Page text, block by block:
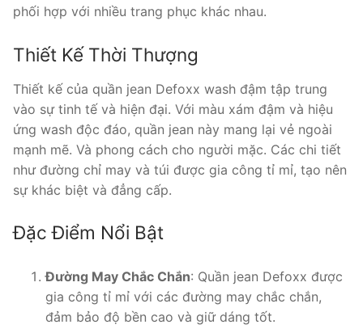
phối hợp với nhiều trang phục khác nhau.
Thiết Kế Thời Thượng
Thiết kế của quần jean Defoxx wash đậm tập trung
vào sự tinh tế và hiện đại. Với màu xám đậm và hiệu
ứng wash độc đáo, quần jean này mang lại vẻ ngoài
mạnh mẽ. Và phong cách cho người mặc. Các chi tiết
như đường chỉ may và túi được gia công tỉ mỉ, tạo nên
sự khác biệt và đẳng cấp.
Đặc Điểm Nổi Bật
Đường May Chắc Chắn: Quần jean Defoxx được
gia công tỉ mỉ với các đường may chắc chắn,
đảm bảo độ bền cao và giữ dáng tốt.